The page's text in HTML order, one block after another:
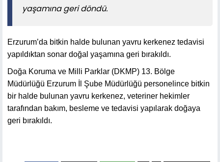
yaşamına geri döndü.
Erzurum’da bitkin halde bulunan yavru kerkenez tedavisi
yapıldıktan sonar doğal yaşamına geri bırakıldı.
Doğa Koruma ve Milli Parklar (DKMP) 13. Bölge
Müdürlüğü Erzurum İl Şube Müdürlüğü personelince bitkin
bir halde bulunan yavru kerkenez, veteriner hekimler
tarafından bakım, besleme ve tedavisi yapılarak doğaya
geri bırakıldı.